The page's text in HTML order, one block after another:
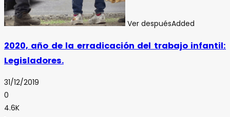
Ver despuésAdded
2020, año de la erradicación del trabajo infantil:
Legisladores.
31/12/2019
0
4.6K